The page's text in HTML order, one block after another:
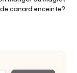
de canard enceinte?